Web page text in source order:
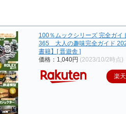
100％ムックシリーズ 完全ガイ
365 大人の趣味完全ガイド
書籍】[ 晋遊舎 ]
価格：1,040円 (2023/10/2時点)
楽